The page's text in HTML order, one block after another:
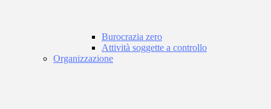
Burocrazia zero
Attività soggette a controllo
Organizzazione